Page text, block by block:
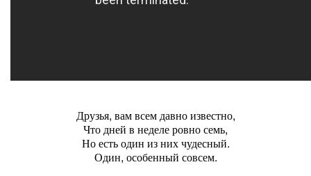
Друзья, вам всем давно известно,
Что дней в неделе ровно семь,
Но есть один из них чудесный.
Один, особенный совсем.